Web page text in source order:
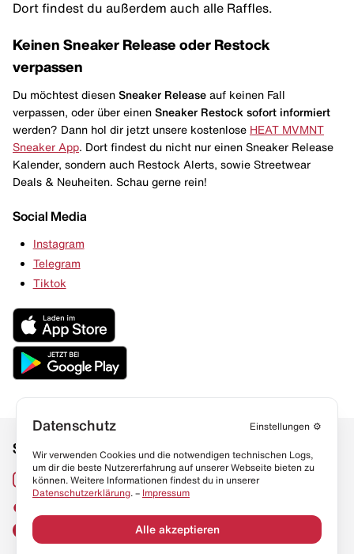
Dort findest du außerdem auch alle Raffles.
Keinen Sneaker Release oder Restock
verpassen
Du möchtest diesen Sneaker Release auf keinen Fall
verpassen, oder über einen Sneaker Restock sofort informiert
werden? Dann hol dir jetzt unsere kostenlose HEAT MVMNT
Sneaker App . Dort findest du nicht nur einen Sneaker Release
Kalender, sondern auch Restock Alerts, sowie Streetwear
Deals & Neuheiten. Schau gerne rein!
Social Media
Instagram
Telegram
Tiktok
Social Media
Instagram
Links
Sneaker Lexikon
Resell Guide
Datenschutz
Datenschutz Einstellungen ⚙️
Wir verwenden Cookies und die notwendigen technischen Logs,
um dir die beste Nutzererfahrung auf unserer Webseite bieten zu
können. Weitere Informationen findest du in unserer
Datenschutzerklärung. – Impressum
Alle akzeptieren